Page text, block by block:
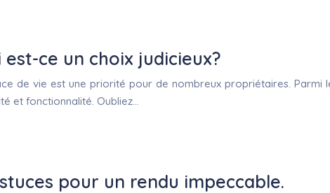
ce un choix judicieux?
de vie est une priorité pour de nombreux propriétaires. Parmi
et fonctionnalité. Oubliez…
pour un rendu impeccable.